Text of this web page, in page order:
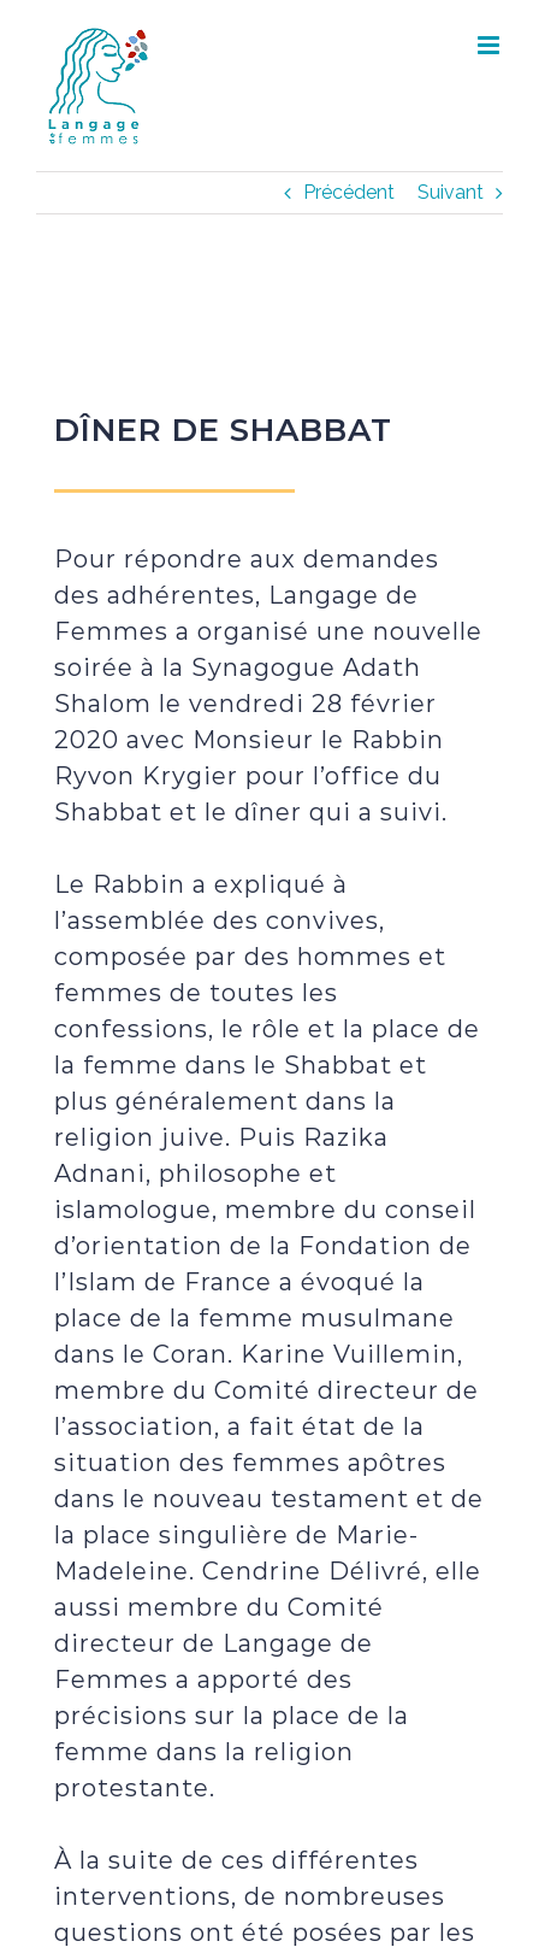
content
Précédent Suivant
DÎNER DE SHABBAT
Pour répondre aux demandes
des adhérentes, Langage de
Femmes a organisé une nouvelle
soirée à la Synagogue Adath
Shalom le vendredi 28 février
2020 avec Monsieur le Rabbin
Ryvon Krygier pour l’office du
Shabbat et le dîner qui a suivi.
Le Rabbin a expliqué à
l’assemblée des convives,
composée par des hommes et
femmes de toutes les
confessions, le rôle et la place de
la femme dans le Shabbat et
plus généralement dans la
religion juive. Puis Razika
Adnani, philosophe et
islamologue, membre du conseil
d’orientation de la Fondation de
l’Islam de France a évoqué la
place de la femme musulmane
dans le Coran. Karine Vuillemin,
membre du Comité directeur de
l’association, a fait état de la
situation des femmes apôtres
dans le nouveau testament et de
la place singulière de Marie-
Madeleine. Cendrine Délivré, elle
aussi membre du Comité
directeur de Langage de
Femmes a apporté des
précisions sur la place de la
femme dans la religion
protestante.
À la suite de ces différentes
interventions, de nombreuses
questions ont été posées par les